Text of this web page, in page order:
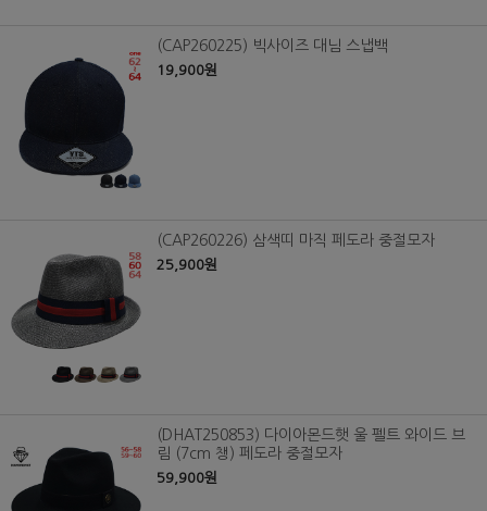
(CAP260225) 빅사이즈 대님 스냅백
19,900원
(CAP260226) 삼색띠 마직 페도라 중절모자
25,900원
(DHAT250853) 다이아몬드햇 울 펠트 와이드 브
림 (7cm 챙) 페도라 중절모자
59,900원